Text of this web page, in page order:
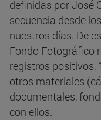
definidas por José
secuencia desde
nuestros días. De
Fondo Fotográfico
registros positivos,
otros materiales
documentales,
con ellos.